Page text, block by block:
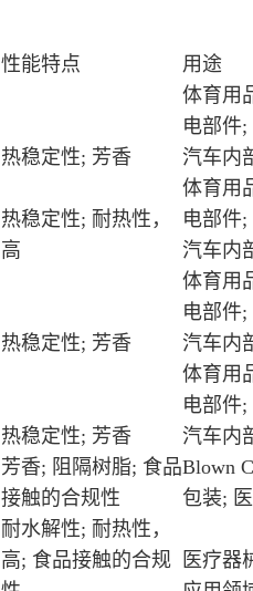
性能特点 用途
热稳定性; 芳香
体育用
电部件
汽车内
热稳定性; 耐热性，
高
体育用
电部件
汽车内
热稳定性; 芳香
体育用
电部件
汽车内
热稳定性; 芳香
体育用
电部件
汽车内
芳香; 阻隔树脂; 食品
接触的合规性
Blown
包装;
耐水解性; 耐热性，
高; 食品接触的合规
医疗器